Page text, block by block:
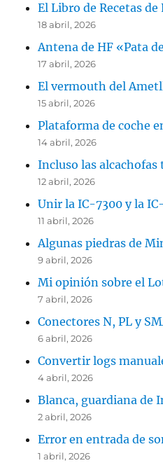
El Libro de Recetas de
18 abril, 2026
Antena de HF «Pata
17 abril, 2026
El vermouth del
15 abril, 2026
Plataforma de coche
14 abril, 2026
Incluso las alcachofas
12 abril, 2026
Unir la IC-7300 y la
11 abril, 2026
Algunas piedras de
9 abril, 2026
Mi opinión sobre el
7 abril, 2026
Conectores N, PL y
6 abril, 2026
Convertir logs
4 abril, 2026
Blanca, guardiana de
2 abril, 2026
Error en entrada de
1 abril, 2026